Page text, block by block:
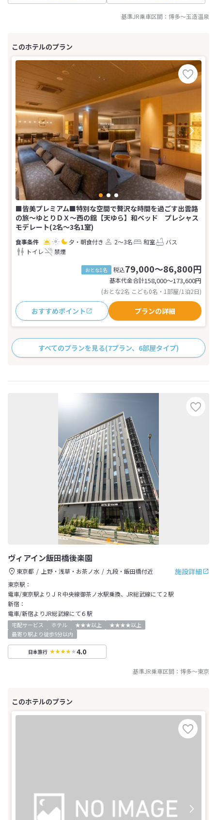
基準JR乗車区間： 博多～玉造温泉
■皆美プレミアム■特別な空間で贅沢な時間を過ごす出雲路
の旅〜ゆとりＤＸ〜西の館【天ゆら】和ベッド プレシャス
モデレート(2名～3名1室)
夕・朝食付き 2～3名 和室
バス
トイレ
禁煙
おとな1名 税込79,000～86,800円
基本代金合計158,000〜173,600円
(おとな2名 こども0名・1部屋/1泊2日)
おすすめポイント プランの詳細
すべてのプランを見る(7プラン、6部屋タイプ)
ヴィアイン飯田橋後楽園
施設詳細
東京都 上野・浅草・お茶ノ水
九段・飯田橋付近
東京駅：
電車/東京駅よりＪＲ中央線御茶ノ水駅乗換、JR総武線にて２駅
新宿：
電車/新宿よりJR総武線にて６駅
宅配サービス ホテル ★★★以上
★★★★以上
最寄り駅より徒歩5分以内
日本旅行 4.0
基準JR乗車区間： 博多～東京